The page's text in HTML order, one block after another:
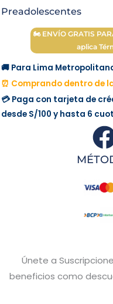
Preadolescentes
🏍 ENVÍO GRATIS
aplica
🚚 Para Lima
⏰ Comprando dentro de
💳 Paga con tarjeta de
desde S/100 y hasta 6
Únete a
beneficios como